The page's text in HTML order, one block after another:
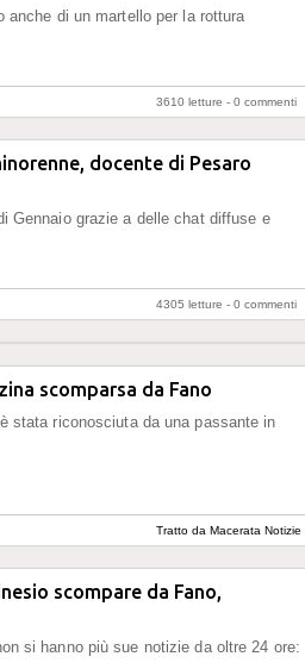
anche di un martello per la rottura
3610 letture - 0 commenti
docente di Pesaro
Gennaio grazie a delle chat diffuse e
4305 letture - 0 commenti
scomparsa da Fano
stata riconosciuta da una passante in
Tratto da Macerata Notizie
scompare da Fano,
si hanno più sue notizie da oltre 24 ore: